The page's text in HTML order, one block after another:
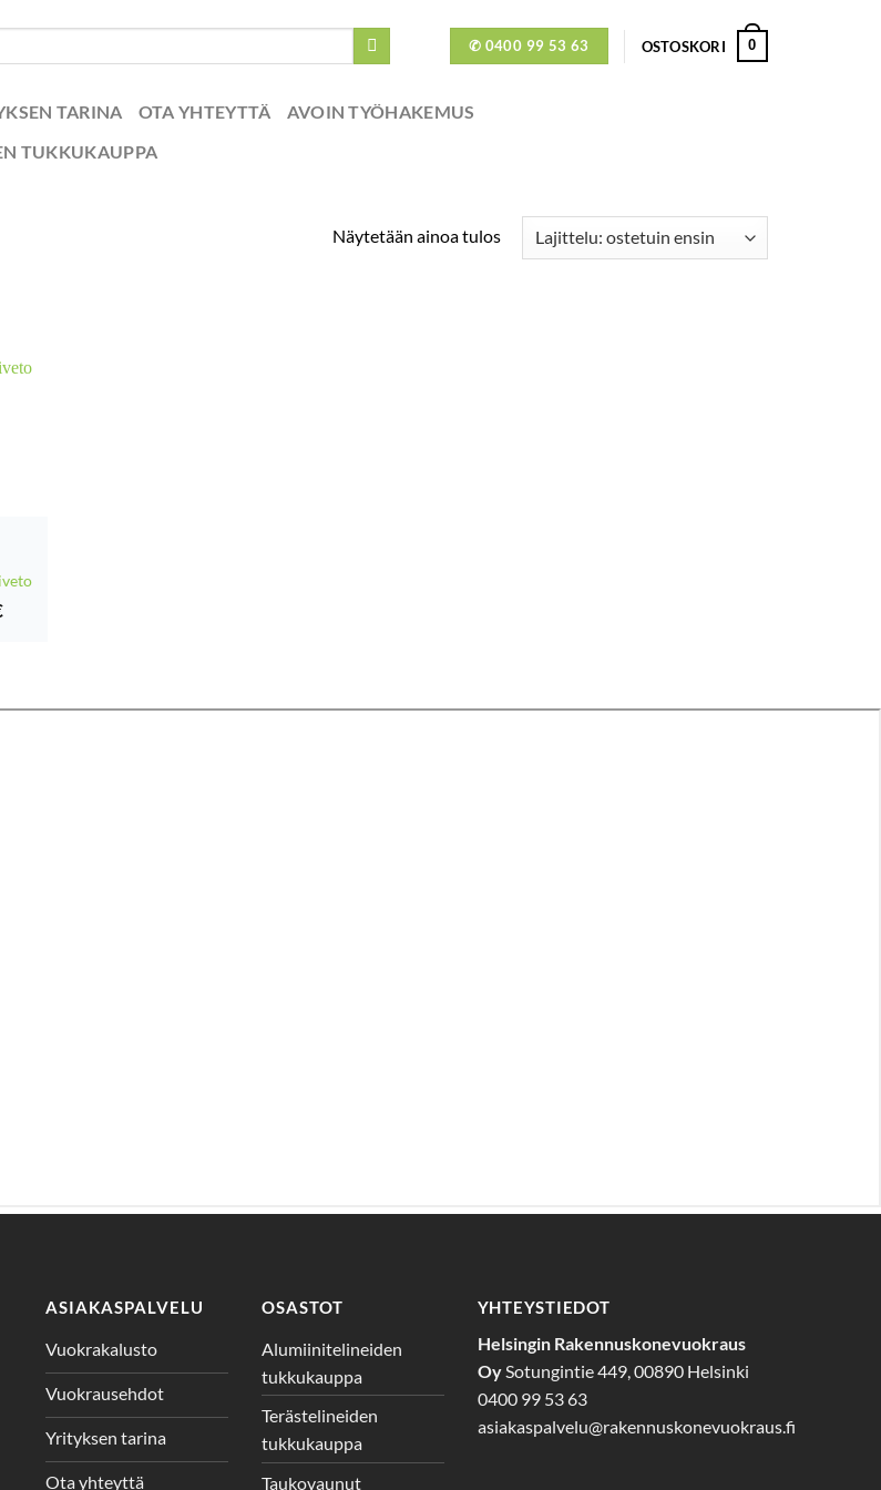
✆ 0400 99 53 63 OSTOSKORI 0
TARINA OTA YHTEYTTÄ
AVOIN TYÖHAKEMUS
TUKKUKAUPPA
Näytetään ainoa tulos
Hintaluokka:
ASIAKASPALVELU
Vuokrakalusto
Vuokrausehdot
Yrityksen tarina
Ota yhteyttä
OSASTOT
Alumiinitelineiden
tukkukauppa
Terästelineiden
tukkukauppa
Taukovaunut
YHTEYSTIEDOT
Helsingin Rakennuskonevuokraus
Oy Sotungintie 449, 00890 Helsinki
0400 99 53 63
asiakaspalvelu@rakennuskonevuokraus.fi